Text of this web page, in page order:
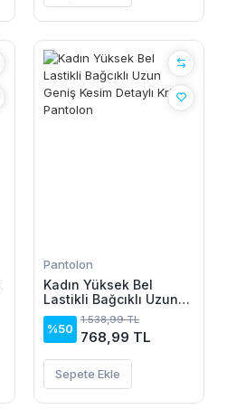
Pantolon
Kadın Yüksek Bel
Lastikli Bağcıklı Uzun
Geniş Kesim Detaylı
Krinkıl Pantolon
%50
1.538,99 TL
768,99 TL
Sepete Ekle